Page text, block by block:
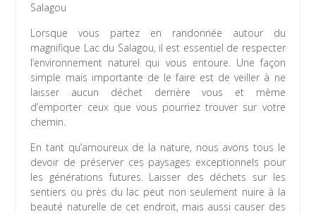
Salagou
Lorsque vous partez en randonnée autour du
magnifique Lac du Salagou, il est essentiel de respecter
l’environnement naturel qui vous entoure. Une façon
simple mais importante de le faire est de veiller à ne
laisser aucun déchet derrière vous et même
d’emporter ceux que vous pourriez trouver sur votre
chemin.
En tant qu’amoureux de la nature, nous avons tous le
devoir de préserver ces paysages exceptionnels pour
les générations futures. Laisser des déchets sur les
sentiers ou près du lac peut non seulement nuire à la
beauté naturelle de cet endroit, mais aussi causer des